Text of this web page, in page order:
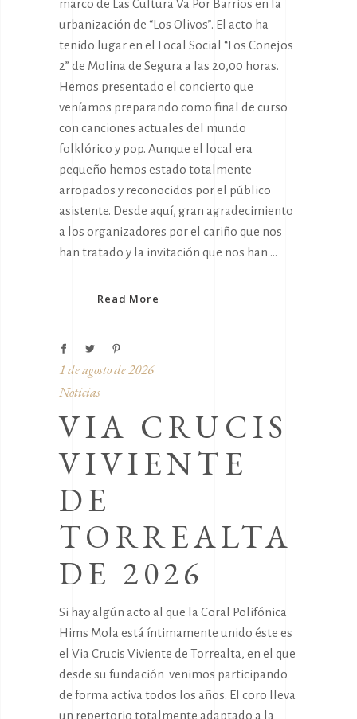
marco de Las Cultura Va Por Barrios en la
urbanización de “Los Olivos”. El acto ha
tenido lugar en el Local Social “Los Conejos
2” de Molina de Segura a las 20,00 horas.
Hemos presentado el concierto que
veníamos preparando como final de curso
con canciones actuales del mundo
folklórico y pop. Aunque el local era
pequeño hemos estado totalmente
arropados y reconocidos por el público
asistente. Desde aquí, gran agradecimiento
a los organizadores por el cariño que nos
han tratado y la invitación que nos han
Read More
1 de agosto de 2026
Noticias
VIA CRUCIS
VIVIENTE
DE
TORREALTA
DE 2026
Si hay algún acto al que la Coral Polifónica
Hims Mola está íntimamente unido éste es
el Via Crucis Viviente de Torrealta, en el que
desde su fundación venimos participando
de forma activa todos los años. El coro lleva
un repertorio totalmente adaptado a la